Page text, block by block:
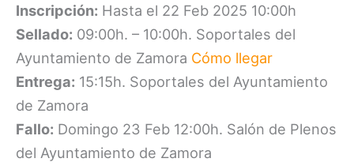
Inscripción: Hasta el 22 Feb 2025 10:00h
Sellado: 09:00h. – 10:00h. Soportales del
Ayuntamiento de Zamora Cómo llegar
Entrega: 15:15h. Soportales del Ayuntamiento
de Zamora
Fallo: Domingo 23 Feb 12:00h. Salón de Plenos
del Ayuntamiento de Zamora